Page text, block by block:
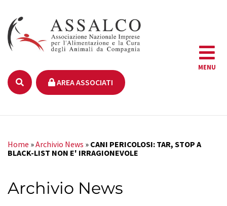
MENU
AREA ASSOCIATI
Home »Archivio News » CANI PERICOLOSI: TAR, STOP A
BLACK-LIST NON E' IRRAGIONEVOLE
Archivio News